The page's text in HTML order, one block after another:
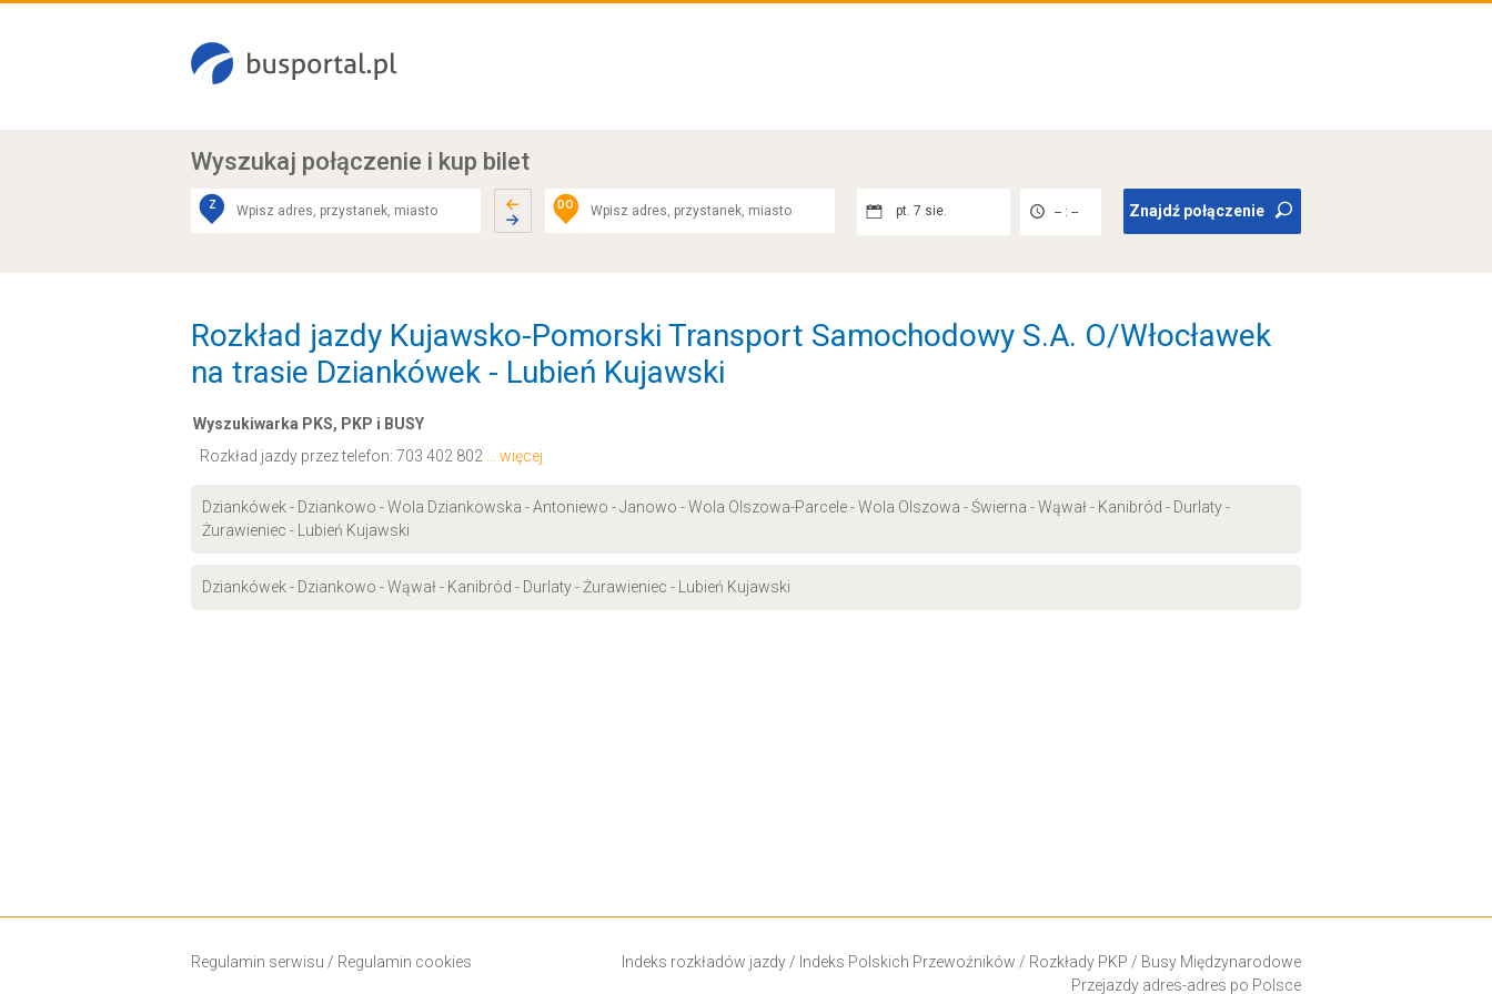
Wyszukaj połączenie i kup bilet
Z DO pt. 7 sie. -- : -- Znajdź połączenie
Rozkład jazdy Kujawsko-Pomorski Transport Samochodowy S.A. O/Włocławek
na trasie Dziankówek - Lubień Kujawski
Wyszukiwarka PKS, PKP i BUSY
Rozkład jazdy przez telefon: 703 402 802 ... więcej
Dziankówek - Dziankowo - Wola Dziankowska - Antoniewo - Janowo - Wola Olszowa-Parcele - Wola Olszowa - Świerna - Wąwał - Kanibród - Durlaty -
Żurawieniec - Lubień Kujawski
Dziankówek - Dziankowo - Wąwał - Kanibród - Durlaty - Żurawieniec - Lubień Kujawski
Regulamin serwisu / Regulamin cookies Indeks rozkładów jazdy/ Indeks Polskich Przewoźników / Rozkłady PKP / Busy Międzynarodowe
Przejazdy adres-adres po Polsce